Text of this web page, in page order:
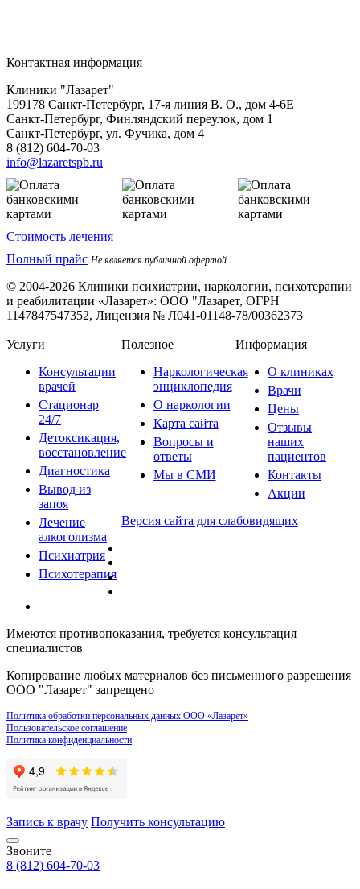
Контактная информация
Клиники "Лазарет"
199178 Санкт-Петербург, 17-я линия В. О., дом 4-6Е
Санкт-Петербург, Финляндский переулок, дом 1
Санкт-Петербург, ул. Фучика, дом 4
8 (812) 604-70-03
info@lazaretspb.ru
Стоимость лечения
Полный прайс Не является публичной офертой
© 2004-2026 Клиники психиатрии, наркологии, психотерапии
и реабилитации «Лазарет»: ООО "Лазарет, ОГРН
1147847547352, Лицензия № Л041-01148-78/00362373
Услуги
Консультации
врачей
Стационар
24/7
Детоксикация,
восстановление
Диагностика
Вывод из
запоя
Лечение
алкоголизма
Психиатрия
Психотерапия
Полезное
Наркологическая
энциклопедия
О наркологии
Карта сайта
Вопросы и
ответы
Мы в СМИ
Информация
О клиниках
Врачи
Цены
Отзывы
наших
пациентов
Контакты
Акции
Версия сайта для слабовидящих
Имеются противопоказания, требуется консультация
специалистов
Копирование любых материалов без письменного разрешения
ООО "Лазарет" запрещено
Политика обработки персональных данных ООО «Лазарет»
Пользовательское соглашение
Политика конфиденциальности
Запись к врачу Получить консультацию
Звоните
8 (812) 604-70-03